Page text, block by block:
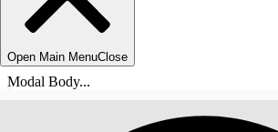
Open Main MenuClose
Modal Body...